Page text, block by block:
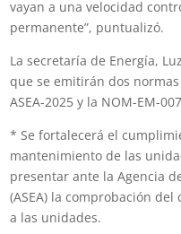
vayan a una velocidad
permanente”, puntualizó.
La secretaría de Energía,
que se emitirán dos
ASEA-2025 y la NOM-EM-
* Se fortalecerá el
mantenimiento de las
presentar ante la Agencia
(ASEA) la comprobación
a las unidades.